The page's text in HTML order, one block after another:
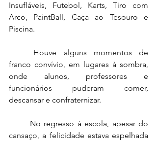
Insufláveis, Futebol, Karts, Tiro com
Arco, PaintBall, Caça ao Tesouro e
Piscina.
franco convívio, em lugares à sombra,
onde alunos, professores e
funcionários puderam comer,
descansar e confraternizar.
cansaço, a felicidade estava espelhada